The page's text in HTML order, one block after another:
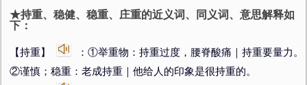
★持重、稳健、稳重、庄重的近义词、同义词、意思解释如
下：
【持重】
：①举重物：持重过度，腰脊酸痛｜持重要量力。
②谨慎；稳重：老成持重｜他给人的印象是很持重的。